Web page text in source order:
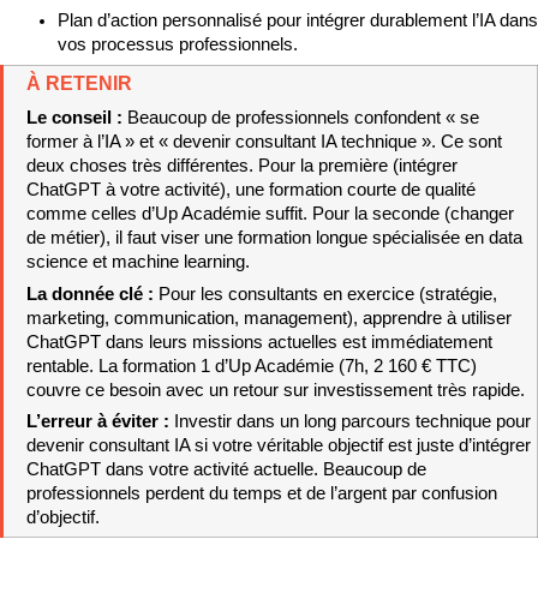
Plan d’action personnalisé pour intégrer durablement l’IA dans
vos processus professionnels.
À RETENIR
Le conseil : Beaucoup de professionnels confondent « se
former à l’IA » et « devenir consultant IA technique ». Ce sont
deux choses très différentes. Pour la première (intégrer
ChatGPT à votre activité), une formation courte de qualité
comme celles d’Up Académie suffit. Pour la seconde (changer
de métier), il faut viser une formation longue spécialisée en data
science et machine learning.
La donnée clé : Pour les consultants en exercice (stratégie,
marketing, communication, management), apprendre à utiliser
ChatGPT dans leurs missions actuelles est immédiatement
rentable. La formation 1 d’Up Académie (7h, 2 160 € TTC)
couvre ce besoin avec un retour sur investissement très rapide.
L’erreur à éviter :
Investir dans un long parcours technique pour
devenir consultant IA si votre véritable objectif est juste d’intégrer
ChatGPT dans votre activité actuelle. Beaucoup de
professionnels perdent du temps et de l’argent par confusion
d’objectif.